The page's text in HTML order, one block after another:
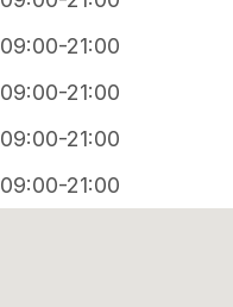
09:00-21:00
09:00-21:00
09:00-21:00
09:00-21:00